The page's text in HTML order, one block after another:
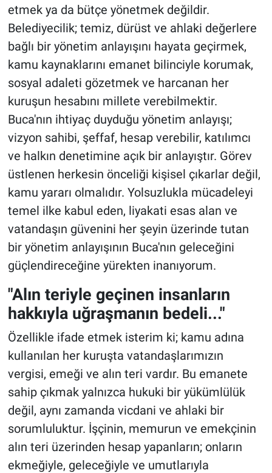
etmek ya da bütçe yönetmek değildir.
Belediyecilik; temiz, dürüst ve ahlaki değerlere
bağlı bir yönetim anlayışını hayata geçirmek,
kamu kaynaklarını emanet bilinciyle korumak,
sosyal adaleti gözetmek ve harcanan her
kuruşun hesabını millete verebilmektir.
Buca'nın ihtiyaç duyduğu yönetim anlayışı;
vizyon sahibi, şeffaf, hesap verebilir, katılımcı
ve halkın denetimine açık bir anlayıştır. Görev
üstlenen herkesin önceliği kişisel çıkarlar değil,
kamu yararı olmalıdır. Yolsuzlukla mücadeleyi
temel ilke kabul eden, liyakati esas alan ve
vatandaşın güvenini her şeyin üzerinde tutan
bir yönetim anlayışının Buca'nın geleceğini
güçlendireceğine yürekten inanıyorum.
"Alın teriyle geçinen insanların
hakkıyla uğraşmanın bedeli..."
Özellikle ifade etmek isterim ki; kamu adına
kullanılan her kuruşta vatandaşlarımızın
vergisi, emeği ve alın teri vardır. Bu emanete
sahip çıkmak yalnızca hukuki bir yükümlülük
değil, aynı zamanda vicdani ve ahlaki bir
sorumluluktur. İşçinin, memurun ve emekçinin
alın teri üzerinden hesap yapanların; onların
ekmeğiyle, geleceğiyle ve umutlarıyla